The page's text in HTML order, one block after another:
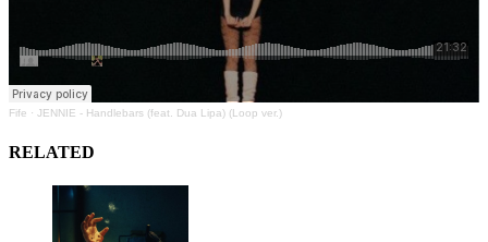
Fife · JENNIE - Handlebars (feat. Dua Lipa) (Loop ver.)
RELATED